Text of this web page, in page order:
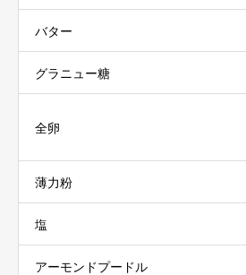
バター
グラニュー糖
全卵
薄力粉
塩
アーモンドプードル